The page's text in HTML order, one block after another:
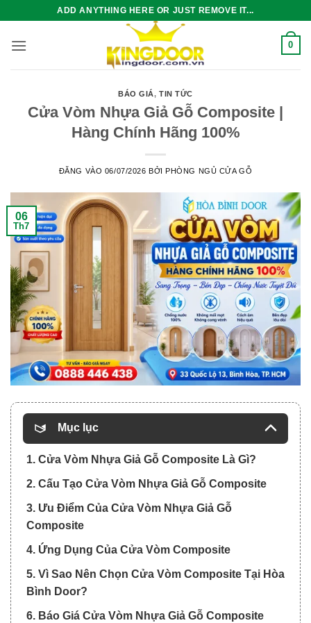
nội
ADD ANYTHING HERE OR JUST REMOVE IT...
0
BÁO GIÁ,TIN TỨC
Cửa Vòm Nhựa Giả Gỗ Composite |
Hàng Chính Hãng 100%
ĐĂNG VÀO 06/07/2026 BỞIPHÒNG NGỦ CỬA GỖ
06
Th7
Mục lục
1. Cửa Vòm Nhựa Giả Gỗ Composite Là Gì?
2. Cấu Tạo Cửa Vòm Nhựa Giả Gỗ Composite
3. Ưu Điểm Của Cửa Vòm Nhựa Giả Gỗ
Composite
4. Ứng Dụng Của Cửa Vòm Composite
5. Vì Sao Nên Chọn Cửa Vòm Composite Tại Hòa
Bình Door?
6. Báo Giá Cửa Vòm Nhựa Giả Gỗ Composite